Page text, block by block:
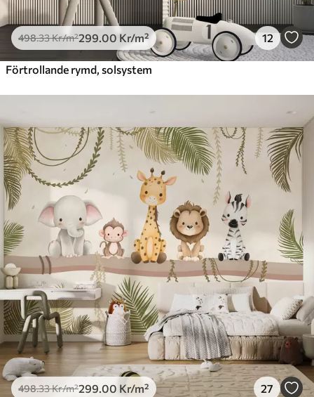
498.33Kr/m²299 .00 Kr/m² 12
Förtrollande rymd, solsystem
498.33Kr/m²299 .00 Kr/m² 27